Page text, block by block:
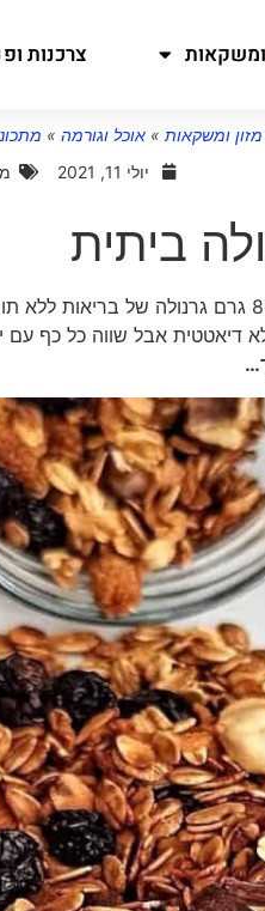
ומשקאות צרכנות
מזון ומשקאות » אוכל וגורמה »
יולי 11, 2021
ביתית
נקבל כ־800 גרם גרנולה של בריאות
דיאטטית אבל שווה כל כף עם